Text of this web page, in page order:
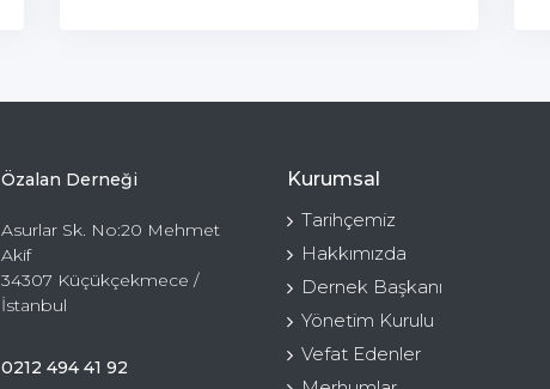
Özalan Derneği
Asurlar Sk. No:20 Mehmet
Akif
34307 Küçükçekmece /
İstanbul
0212 494 41 92
Kurumsal
Tarihçemiz
Hakkımızda
Dernek Başkanı
Yönetim Kurulu
Vefat Edenler